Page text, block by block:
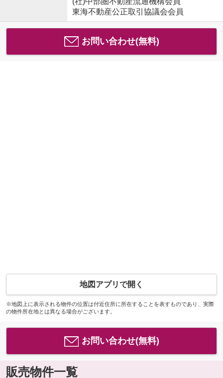
東海不動産公正取引協議会会員
お問い合わせ(無料)
地図アプリで開く
※地図上に表示される物件の位置は付近住所に所在することを表すものであり、実際
の物件所在地とは異なる場合がございます。
お問い合わせ(無料)
販売物件一覧